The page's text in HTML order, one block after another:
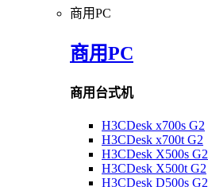
商用PC
商用PC
商用台式机
H3CDesk x700s G2
H3CDesk x700t G2
H3CDesk X500s G2
H3CDesk X500t G2
H3CDesk D500s G2